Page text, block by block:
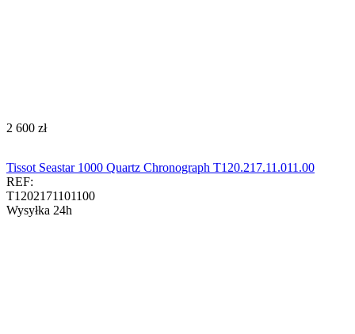
‍2 600‍ zł
Tissot Seastar 1000 Quartz Chronograph T120.217.11.011.00​​​
REF:
T1202171101100
Wysyłka 24h